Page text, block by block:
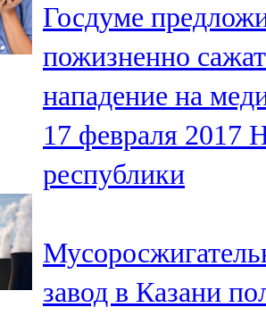
102,3 FM
Яңа чишмә
107,0 FM
Яр Чаллы
105,5 FM
Госдуме
пожизненно
нападение на
17 февраля 2017
республики
завод в Казани